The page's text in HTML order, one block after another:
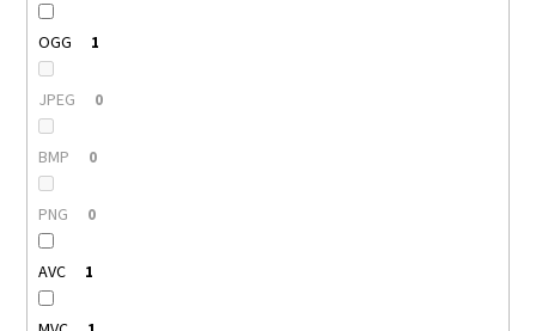
OGG 1
JPEG 0
BMP 0
PNG 0
AVC 1